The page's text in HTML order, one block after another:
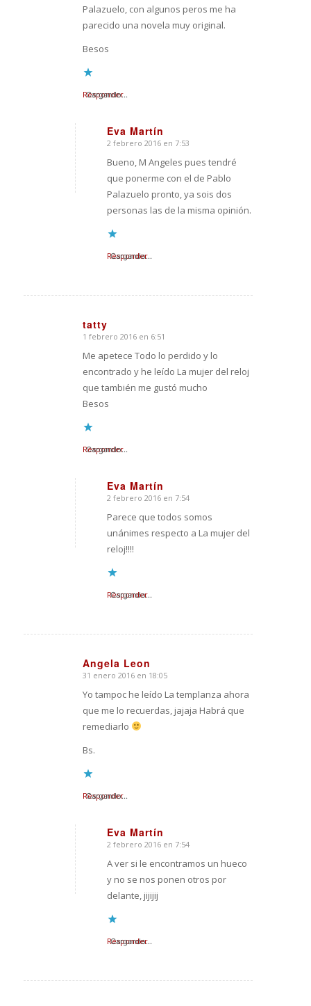
Palazuelo, con algunos peros me ha
parecido una novela muy original.
Besos
Cargando...
Responder
Eva Martín
Dice:
2 febrero 2016 en 7:53
Bueno, M Angeles pues tendré
que ponerme con el de Pablo
Palazuelo pronto, ya sois dos
personas las de la misma opinión.
Cargando...
Responder
tatty
Dice:
1 febrero 2016 en 6:51
Me apetece Todo lo perdido y lo
encontrado y he leído La mujer del reloj
que también me gustó mucho
Besos
Cargando...
Responder
Eva Martín
Dice:
2 febrero 2016 en 7:54
Parece que todos somos
unánimes respecto a La mujer del
reloj!!!!
Cargando...
Responder
Angela Leon
Dice:
31 enero 2016 en 18:05
Yo tampoc he leído La templanza ahora
que me lo recuerdas, jajaja Habrá que
remediarlo
Bs.
Cargando...
Responder
Eva Martín
Dice:
2 febrero 2016 en 7:54
A ver si le encontramos un hueco
y no se nos ponen otros por
delante, jijijij
Cargando...
Responder